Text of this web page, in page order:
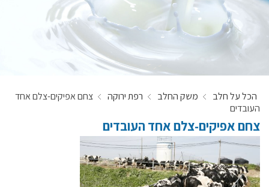
מועצת החלב
משק החלב
תעשיית החלב
רשימת המחלבות
לאתר יצרני החלב
מחלקות המועצה, עיקרי עיסוקן
מפת הרפתות, הדירים והמחלבות
רשימת טלפונים – מועצת החלב
הכל על חלב משק החלב רפת ירוקה
צחם אפיקים-צלם אחד
העובדים
צחם אפיקים-צלם אחד העובדים